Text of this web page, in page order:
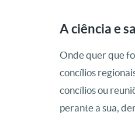
A ciência e
Onde quer que
concílios
concílios ou
perante a sua,